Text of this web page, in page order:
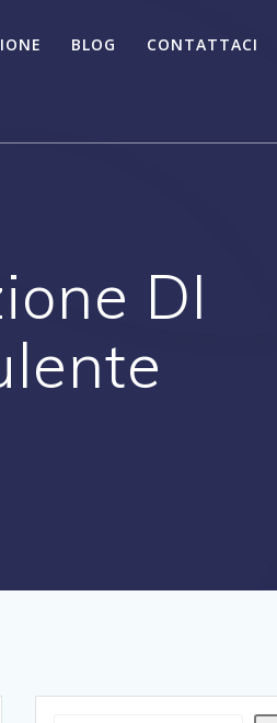
BLOG CONTATTACI
DI